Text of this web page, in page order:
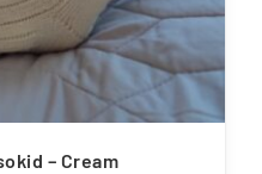
– Cream